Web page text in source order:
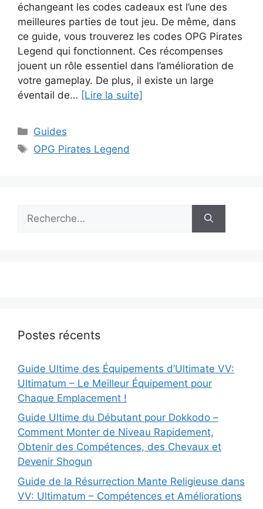
échangeant les codes cadeaux est l’une des
meilleures parties de tout jeu. De même, dans
ce guide, vous trouverez les codes OPG Pirates
Legend qui fonctionnent. Ces récompenses
jouent un rôle essentiel dans l’amélioration de
votre gameplay. De plus, il existe un large
éventail de… [Lire la suite]
Catégories
Guides
Étiquettes
OPG Pirates Legend
Postes récents
Guide Ultime des Équipements d’Ultimate VV:
Ultimatum – Le Meilleur Équipement pour
Chaque Emplacement !
Guide Ultime du Débutant pour Dokkodo –
Comment Monter de Niveau Rapidement,
Obtenir des Compétences, des Chevaux et
Devenir Shogun
Guide de la Résurrection Mante Religieuse dans
VV: Ultimatum – Compétences et Améliorations